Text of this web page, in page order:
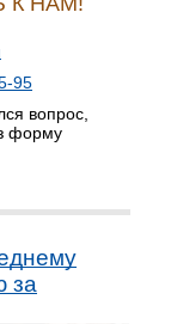
95
вопрос,
форму
за